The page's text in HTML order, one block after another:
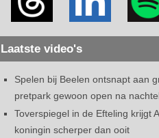
Laatste video's
Spelen bij Beelen ontsnapt aan
pretpark gewoon open na
Toverspiegel in de Efteling krijgt
koningin scherper dan ooit